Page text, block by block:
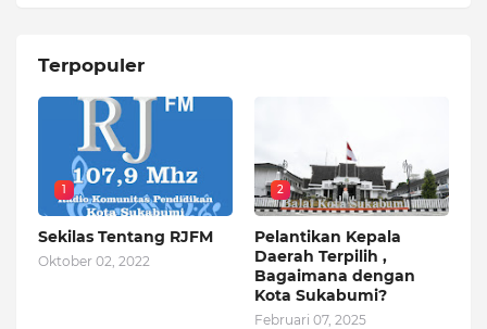
Terpopuler
1
Sekilas Tentang RJFM
Oktober 02, 2022
2
Pelantikan Kepala
Daerah Terpilih ,
Bagaimana dengan
Kota Sukabumi?
Februari 07, 2025